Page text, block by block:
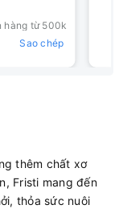
hàng từ 500k
Sao chép
thêm chất xơ
Fristi mang đến
thỏa sức nuôi